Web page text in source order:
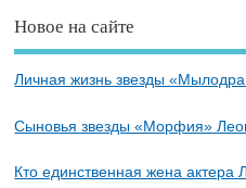
Новое на сайте
Личная жизнь звезды
Сыновья звезды «Морфия»
Кто единственная жена актера